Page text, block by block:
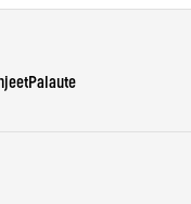
Palaute